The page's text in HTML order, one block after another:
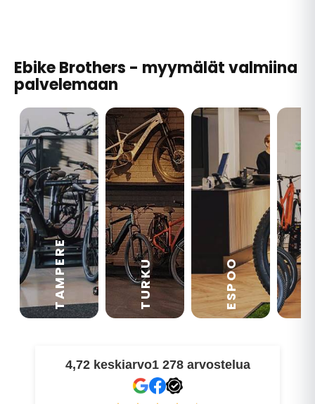
Ebike Brothers - myymälät valmiina
palvelemaan
TAMPERE TURKU ESPOO
4,72 keskiarvo1 278 arvostelua